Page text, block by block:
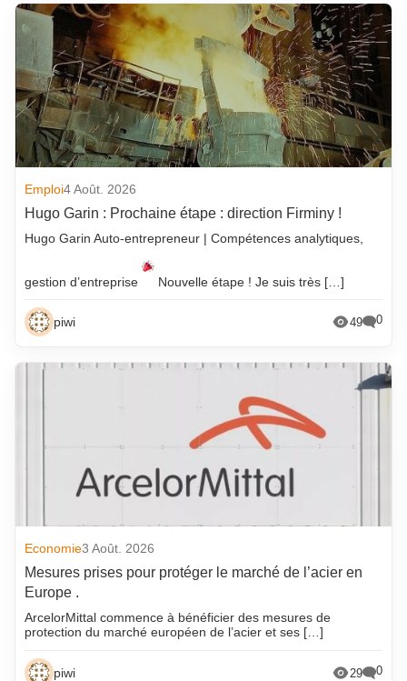
Emploi4 Août. 2026
Hugo Garin : Prochaine étape : direction Firminy !
Hugo Garin Auto-entrepreneur | Compétences analytiques,
gestion d’entreprise Nouvelle étape ! Je suis très […]
piwi 49 0
Economie3 Août. 2026
Mesures prises pour protéger le marché de l’acier en
Europe .
ArcelorMittal commence à bénéficier des mesures de
protection du marché européen de l’acier et ses […]
piwi 29 0